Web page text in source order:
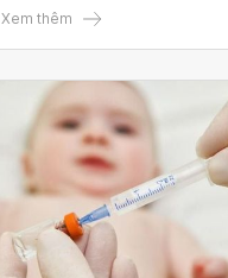
uốn ván bầu trong 3 tháng giữa
Xem thêm